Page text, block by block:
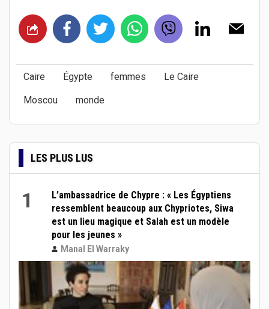
Caire Égypte femmes Le Caire
Moscou monde
LES PLUS LUS
1
L’ambassadrice de Chypre : « Les Égyptiens
ressemblent beaucoup aux Chypriotes, Siwa
est un lieu magique et Salah est un modèle
pour les jeunes »
Manal El Warraky